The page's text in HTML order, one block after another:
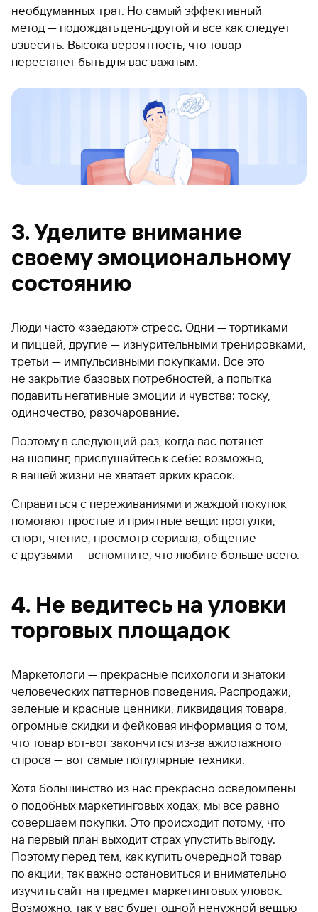
необдуманных трат. Но самый эффективный
метод — подождать день-другой и все как следует
взвесить. Высока вероятность, что товар
перестанет быть для вас важным.
3. Уделите внимание
своему эмоциональному
состоянию
Люди часто «заедают» стресс. Одни — тортиками
и пиццей, другие — изнурительными тренировками,
третьи — импульсивными покупками. Все это
не закрытие базовых потребностей, а попытка
подавить негативные эмоции и чувства: тоску,
одиночество, разочарование.
Поэтому в следующий раз, когда вас потянет
на шопинг, прислушайтесь к себе: возможно,
в вашей жизни не хватает ярких красок.
Справиться с переживаниями и жаждой покупок
помогают простые и приятные вещи: прогулки,
спорт, чтение, просмотр сериала, общение
с друзьями — вспомните, что любите больше всего.
4. Не ведитесь на уловки
торговых площадок
Маркетологи — прекрасные психологи и знатоки
человеческих паттернов поведения. Распродажи,
зеленые и красные ценники, ликвидация товара,
огромные скидки и фейковая информация о том,
что товар вот-вот закончится из-за ажиотажного
спроса — вот самые популярные техники.
Хотя большинство из нас прекрасно осведомлены
о подобных маркетинговых ходах, мы все равно
совершаем покупки. Это происходит потому, что
на первый план выходит страх упустить выгоду.
Поэтому перед тем, как купить очередной товар
по акции, так важно остановиться и внимательно
изучить сайт на предмет маркетинговых уловок.
Возможно, так у вас будет одной ненужной вещью